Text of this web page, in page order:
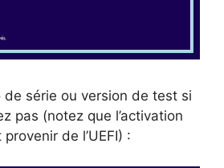
de série ou version de test si
pas (notez que l’activation
de l’UEFI) :